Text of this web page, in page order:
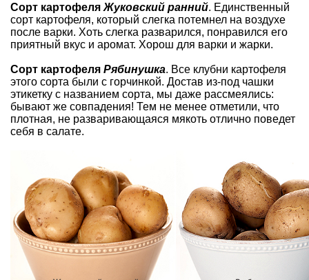
Сорт картофеля Жуковский ранний. Единственный
сорт картофеля, который слегка потемнел на воздухе
после варки. Хоть слегка разварился, понравился его
приятный вкус и аромат. Хорош для варки и жарки.
Сорт картофеля Рябинушка. Все клубни картофеля
этого сорта были с горчинкой. Достав из-под чашки
этикетку с названием сорта, мы даже рассмеялись:
бывают же совпадения! Тем не менее отметили, что
плотная, не разваривающаяся мякоть отлично поведет
себя в салате.